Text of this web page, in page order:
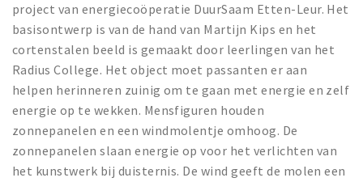
Uitjes & activiteiten
Toeristische routes
Natuurgebieden
Baroniepoorten
Sport
Andere City Apps
project van energiecoöperatie DuurSaam Etten-Leur. Het
basisontwerp is van de hand van Martijn Kips en het
cortenstalen beeld is gemaakt door leerlingen van het
Radius College. Het object moet passanten er aan
helpen herinneren zuinig om te gaan met energie en zelf
energie op te wekken. Mensfiguren houden
zonnepanelen en een windmolentje omhoog. De
zonnepanelen slaan energie op voor het verlichten van
het kunstwerk bij duisternis. De wind geeft de molen een